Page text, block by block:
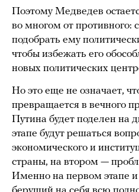
Поэтому Медведев
во многом от
подобрать ему
чтобы избежать его
новых политических
Но это еще не означает,
превращается в вечного
Путина будет поделен на
этапе будут решаться
экономического и
страны, на втором —
Именно на первом этапе